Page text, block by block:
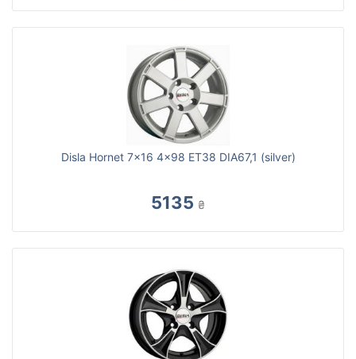
Disla Hornet 7x16 4x98 ET38 DIA67,1 (silver)
5135 ₴